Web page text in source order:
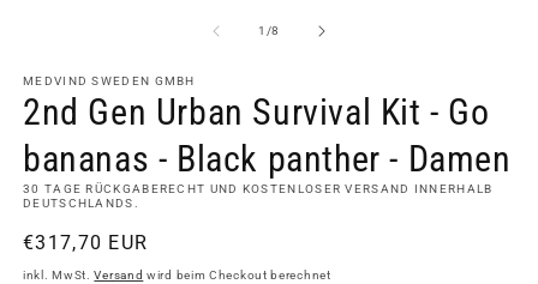
1 /von
8
MEDVIND SWEDEN GMBH
2nd Gen Urban Survival Kit - Go
bananas - Black panther - Damen
30 TAGE RÜCKGABERECHT UND KOSTENLOSER VERSAND INNERHALB
DEUTSCHLANDS.
Normaler
Preis
€317,70 EUR
inkl. MwSt.Versand wird beim Checkout berechnet